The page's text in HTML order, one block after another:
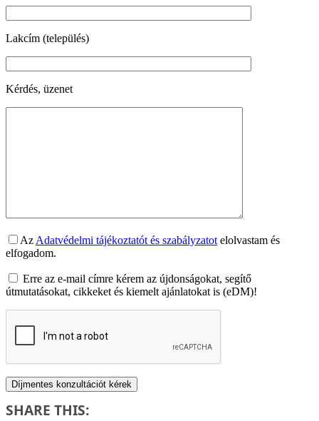
Lakcím (település)
Kérdés, üzenet
Az Adatvédelmi tájékoztatót és szabályzatot elolvastam és
elfogadom.
Erre az e-mail címre kérem az újdonságokat, segítő
útmutatásokat, cikkeket és kiemelt ajánlatokat is (eDM)!
SHARE THIS: